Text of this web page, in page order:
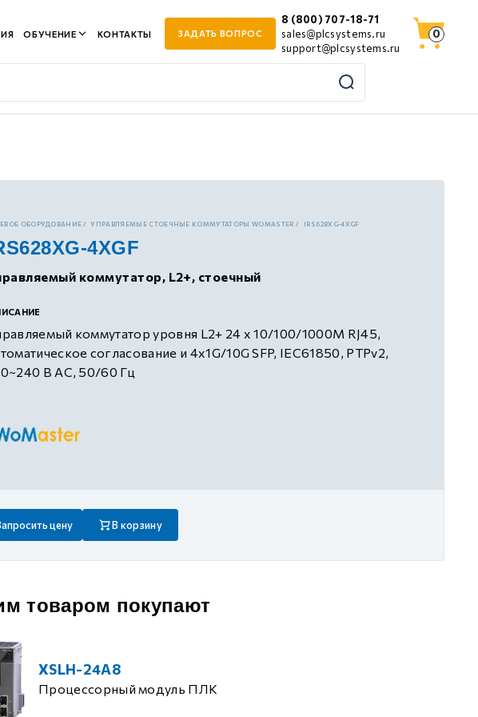
ОБУЧЕНИЕ КОНТАКТЫ ЗАДАТЬ ВОПРОС
8 (800) 707-18-71
sales@plcsystems.ru
support@plcsystems.ru
0
ОБОРУДОВАНИЕ УПРАВЛЯЕМЫЕ СТОЕЧНЫЕ КОММУТАТОРЫ WOMASTER IRS628XG-4XGF
4XGF
коммутатор, L2+, стоечный
коммутатор уровня L2+ 24 x 10/100/1000M RJ45,
согласование и 4х1G/10G SFP, IEC61850, PTPv2,
В AC, 50/60 Гц
цену В корзину
товаром покупают
XSLH-24A8
Процессорный модуль ПЛК